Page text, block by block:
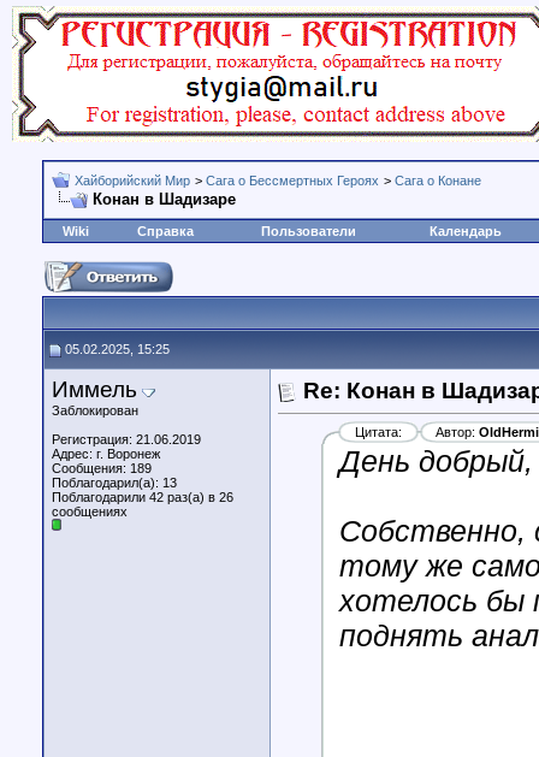
Хайборийский Мир > Сага о Бессмертных Героях > Сага о Конане
Конан в Шадизаре
Wiki Справка Пользователи Календарь
05.02.2025, 15:25
Иммель
Заблокирован
Регистрация: 21.06.2019
Адрес: г. Воронеж
Сообщения: 189
Поблагодарил(а): 13
Поблагодарили 42 раз(а) в 26
сообщениях
Re: Конан в
Цитата: Автор:
День
Собственно,
тому же
хотелось бы
поднять